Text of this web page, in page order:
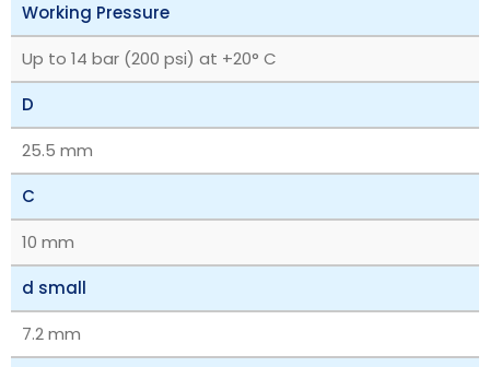
Working Pressure
Up to 14 bar (200 psi) at +20° C
D
25.5 mm
C
10 mm
d small
7.2 mm